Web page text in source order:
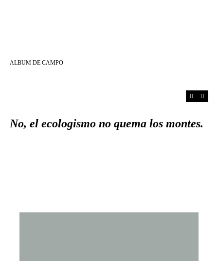
ALBUM DE CAMPO
No, el ecologismo no quema los montes.